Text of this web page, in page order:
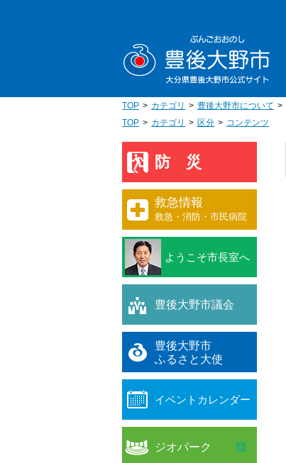
移
TOP カテゴリ 豊後大野市について
TOP
カテゴリ 区分 コンテンツ
防災
救急情報
救急・消防・市民病院
ようこそ市長室へ
豊後大野市議会
豊後大野市
ふるさと大使
イベントカレンダー
ジオパーク